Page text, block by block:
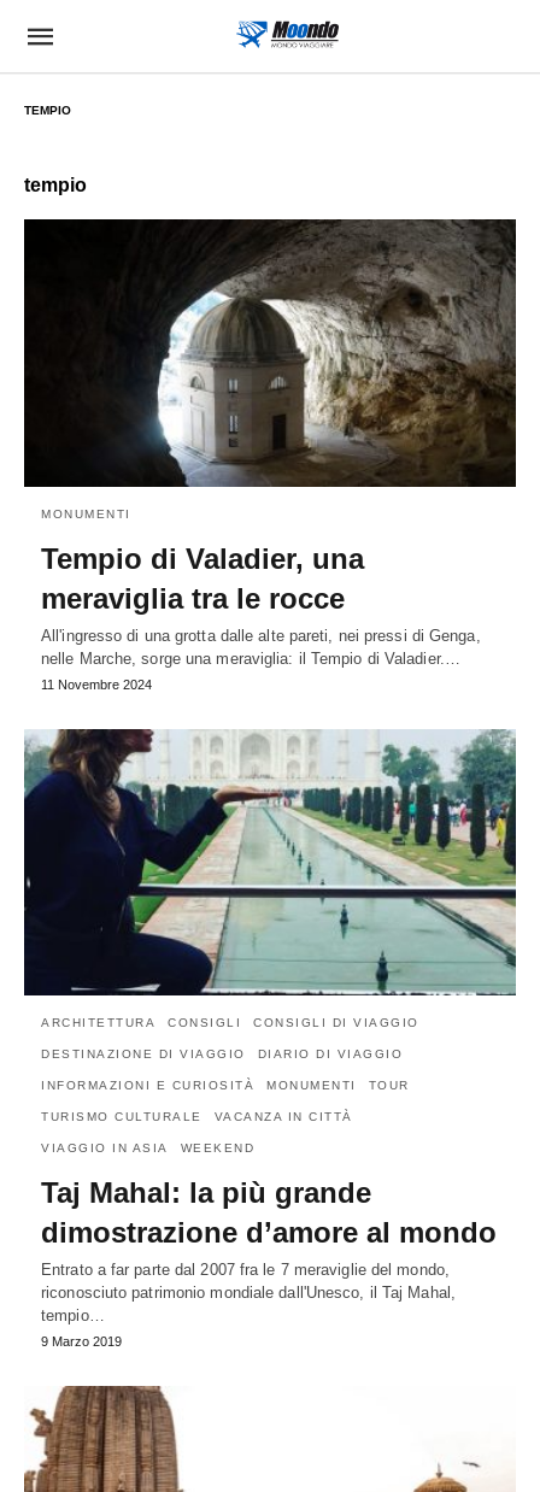
TEMPIO
tempio
MONUMENTI
Tempio di Valadier, una
meraviglia tra le rocce
All'ingresso di una grotta dalle alte pareti, nei pressi di Genga,
nelle Marche, sorge una meraviglia: il Tempio di Valadier.…
11 Novembre 2024
ARCHITETTURA CONSIGLI CONSIGLI DI VIAGGIO
DESTINAZIONE DI VIAGGIO DIARIO DI VIAGGIO
INFORMAZIONI E CURIOSITÀ MONUMENTI TOUR
TURISMO CULTURALE VACANZA IN CITTÀ
VIAGGIO IN ASIA WEEKEND
Taj Mahal: la più grande
dimostrazione d’amore al mondo
Entrato a far parte dal 2007 fra le 7 meraviglie del mondo,
riconosciuto patrimonio mondiale dall'Unesco, il Taj Mahal,
tempio…
9 Marzo 2019